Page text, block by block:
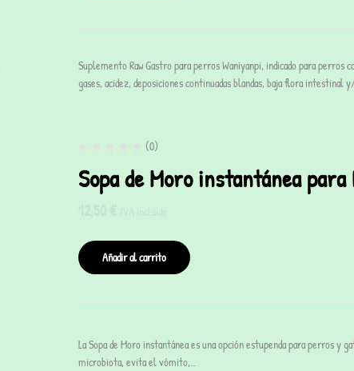
Suplemento Raw Gastro para perros Waniyanpi, indicado para
gases, acidez, deposiciones continuadas blandas, baja flora intestinal
(0)
Sopa de Moro instantánea
Añadir al carrito
La Sopa de Moro instantánea es una opción estupenda para perros y
microbiota, evita el vómito,…